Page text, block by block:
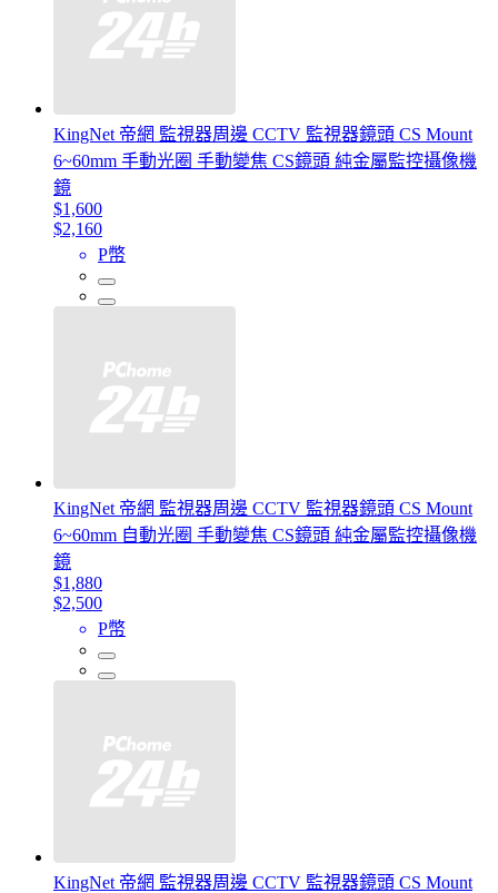
KingNet 帝網 監視器周邊 CCTV 監視器鏡頭 CS Mount
6~60mm 手動光圈 手動變焦 CS鏡頭 純金屬監控攝像機
鏡
$1,600
$2,160
P幣
KingNet 帝網 監視器周邊 CCTV 監視器鏡頭 CS Mount
6~60mm 自動光圈 手動變焦 CS鏡頭 純金屬監控攝像機
鏡
$1,880
$2,500
P幣
KingNet 帝網 監視器周邊 CCTV 監視器鏡頭 CS Mount